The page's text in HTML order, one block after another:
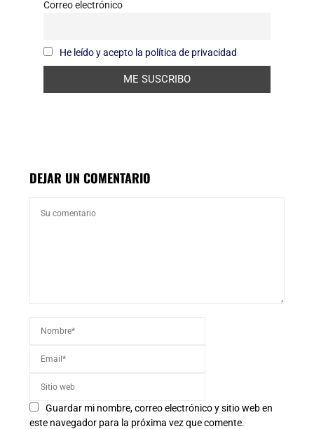
Correo electrónico
He leído y acepto la política de privacidad
DEJAR UN COMENTARIO
Guardar mi nombre, correo electrónico y sitio web en
este navegador para la próxima vez que comente.